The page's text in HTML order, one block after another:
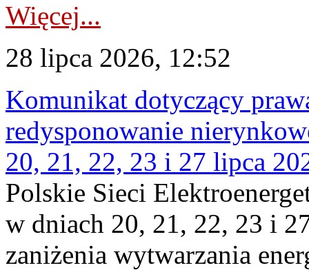
Więcej...
28 lipca 2026, 12:52
Komunikat dotyczący
redysponowanie
20, 21, 22, 23 i 27 lipca
Polskie Sieci
w dniach 20, 21, 22, 23 i
zaniżenia wytwarzania